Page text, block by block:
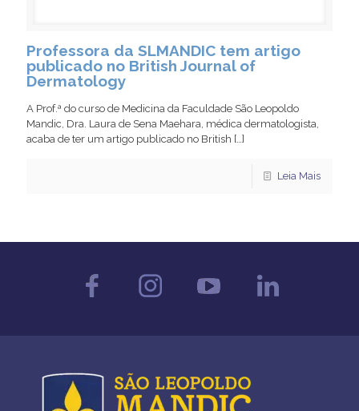
Professora da SLMANDIC tem artigo
publicado no British Journal of
Dermatology
A Prof.ª do curso de Medicina da Faculdade São Leopoldo
Mandic, Dra. Laura de Sena Maehara, médica dermatologista,
acaba de ter um artigo publicado no British […]
Leia Mais